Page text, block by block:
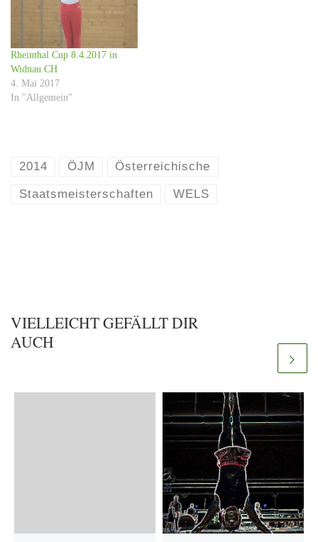
Rheinthal Cup 8.4.2017 in
Widnau CH
4. Mai 2017
In "Allgemein"
2014 ÖJM Österreichische
Staatsmeisterschaften WELS
VIELLEICHT GEFÄLLT DIR
AUCH